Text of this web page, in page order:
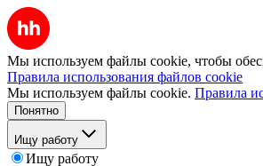
Мы используем файлы cookie, чтобы
Правила использования файлов cookie
Мы используем файлы cookie. Правила
Понятно
Ищу работу
Ищу работу